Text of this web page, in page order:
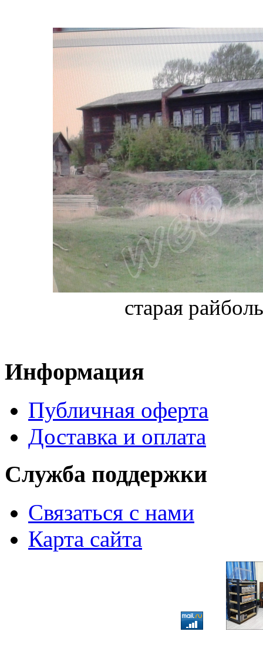
старая
Информация
Публичная оферта
Доставка и оплата
Служба поддержки
Связаться с нами
Карта сайта